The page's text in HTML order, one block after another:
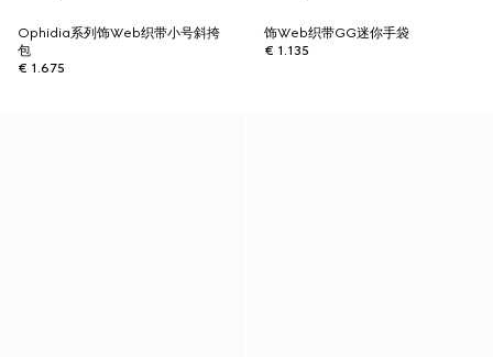
Ophidia系列饰Web织带小号斜挎
包
€ 1.675
饰Web织带GG迷你手袋
€ 1.135